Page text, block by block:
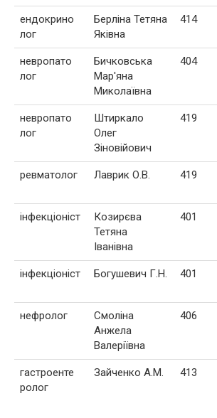
ендокрино
лог
Берліна Тетяна
Яківна
414
невропато
лог
Бичковська
Мар'яна
Миколаївна
404
невропато
лог
Штиркало
Олег
Зіновійович
419
ревматолог Лаврик О.В. 419
інфекціоніст
Козирєва
Тетяна
Іванівна
401
інфекціоніст Богушевич Г.Н. 401
нефролог
Смоліна
Анжела
Валеріївна
406
гастроенте
ролог
Зайченко А.М. 413